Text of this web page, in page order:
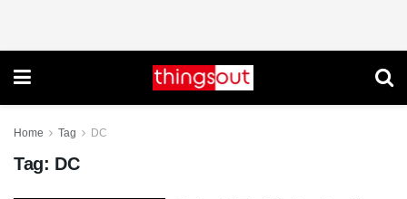
Home Tag DC
Tag: DC